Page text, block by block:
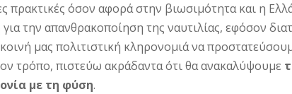
πρακτικές όσον αφορά στην βιωσιμότητα και η
την απανθρακοποίηση της ναυτιλίας, εφόσον
μας πολιτιστική κληρονομιά να
τρόπο, πιστεύω ακράδαντα ότι θα ανακαλύψουμε
με τη φύση.